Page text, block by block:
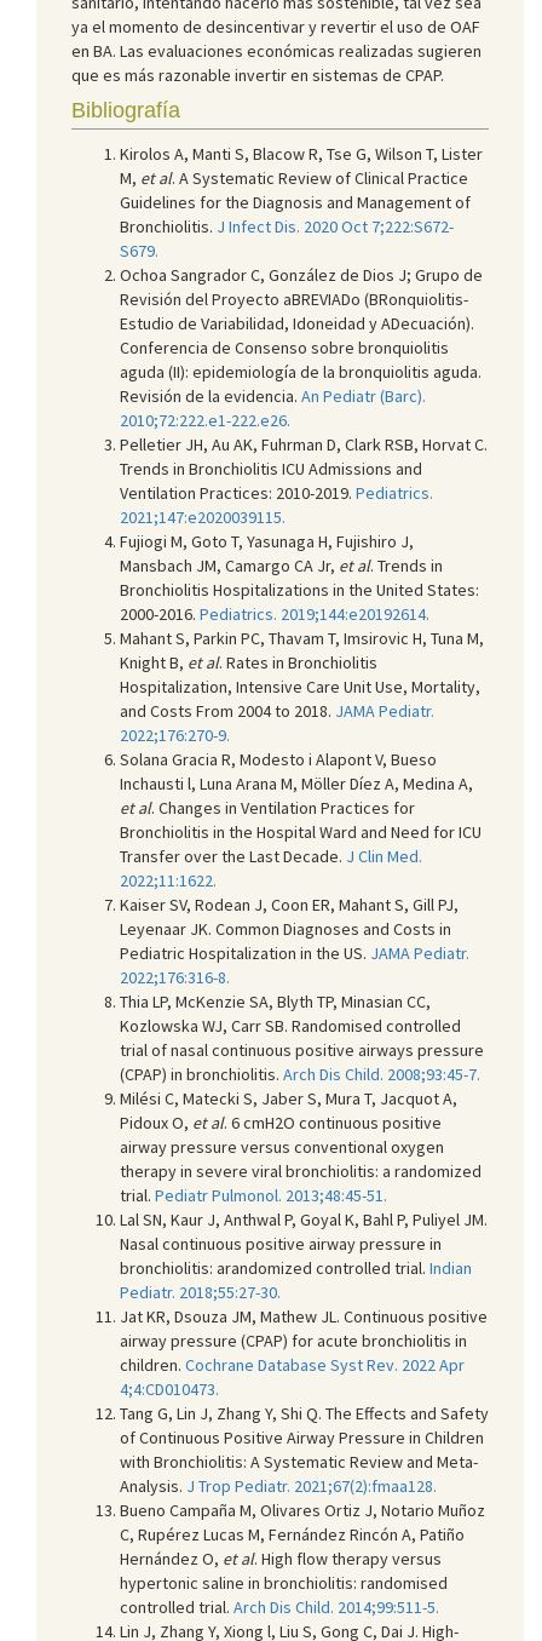
ya el momento de desincentivar y revertir el uso de OAF
en BA. Las evaluaciones económicas realizadas sugieren
que es más razonable invertir en sistemas de CPAP.
Bibliografía
Kirolos A, Manti S, Blacow R, Tse G, Wilson T, Lister
M, et al. A Systematic Review of Clinical Practice
Guidelines for the Diagnosis and Management of
Bronchiolitis. J Infect Dis. 2020 Oct 7;222:S672-
S679.
Ochoa Sangrador C, González de Dios J; Grupo de
Revisión del Proyecto aBREVIADo (BRonquiolitis-
Estudio de Variabilidad, Idoneidad y ADecuación).
Conferencia de Consenso sobre bronquiolitis
aguda (II): epidemiología de la bronquiolitis aguda.
Revisión de la evidencia. An Pediatr (Barc).
2010;72:222.e1-222.e26.
Pelletier JH, Au AK, Fuhrman D, Clark RSB, Horvat C.
Trends in Bronchiolitis ICU Admissions and
Ventilation Practices: 2010-2019. Pediatrics.
2021;147:e2020039115.
Fujiogi M, Goto T, Yasunaga H, Fujishiro J,
Mansbach JM, Camargo CA Jr, et al. Trends in
Bronchiolitis Hospitalizations in the United States:
2000-2016. Pediatrics. 2019;144:e20192614.
Mahant S, Parkin PC, Thavam T, Imsirovic H, Tuna M,
Knight B, et al. Rates in Bronchiolitis
Hospitalization, Intensive Care Unit Use, Mortality,
and Costs From 2004 to 2018. JAMA Pediatr.
2022;176:270-9.
Solana Gracia R, Modesto i Alapont V, Bueso
Inchausti l, Luna Arana M, Möller Díez A, Medina A,
et al. Changes in Ventilation Practices for
Bronchiolitis in the Hospital Ward and Need for ICU
Transfer over the Last Decade. J Clin Med.
2022;11:1622.
Kaiser SV, Rodean J, Coon ER, Mahant S, Gill PJ,
Leyenaar JK. Common Diagnoses and Costs in
Pediatric Hospitalization in the US. JAMA Pediatr.
2022;176:316-8.
Thia LP, McKenzie SA, Blyth TP, Minasian CC,
Kozlowska WJ, Carr SB. Randomised controlled
trial of nasal continuous positive airways pressure
(CPAP) in bronchiolitis. Arch Dis Child. 2008;93:45-7.
Milési C, Matecki S, Jaber S, Mura T, Jacquot A,
Pidoux O, et al. 6 cmH2O continuous positive
airway pressure versus conventional oxygen
therapy in severe viral bronchiolitis: a randomized
trial. Pediatr Pulmonol. 2013;48:45-51.
Lal SN, Kaur J, Anthwal P, Goyal K, Bahl P, Puliyel JM.
Nasal continuous positive airway pressure in
bronchiolitis: arandomized controlled trial. Indian
Pediatr. 2018;55:27-30.
Jat KR, Dsouza JM, Mathew JL. Continuous positive
airway pressure (CPAP) for acute bronchiolitis in
children. Cochrane Database Syst Rev. 2022 Apr
4;4:CD010473.
Tang G, Lin J, Zhang Y, Shi Q. The Effects and Safety
of Continuous Positive Airway Pressure in Children
with Bronchiolitis: A Systematic Review and Meta-
Analysis. J Trop Pediatr. 2021;67(2):fmaa128.
Bueno Campaña M, Olivares Ortiz J, Notario Muñoz
C, Rupérez Lucas M, Fernández Rincón A, Patiño
Hernández O, et al. High flow therapy versus
hypertonic saline in bronchiolitis: randomised
controlled trial. Arch Dis Child. 2014;99:511-5.
Lin J, Zhang Y, Xiong l, Liu S, Gong C, Dai J. High-